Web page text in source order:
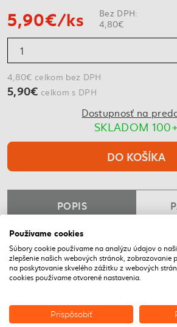
5,90€/ks
Bez DPH:
4,80€
4,80€ celkom bez DPH
5,90€ celkom s DPH
Dostupnosť na
SKLADOM 100+
DO KOŠÍKA
POPIS
Zimná kvapalina do ostrekovačov -20 °C
NAPOSLEDY
Používame cookies
Súbory cookie používame na analýzu údajov o
zlepšenie našich webových stránok, zobrazovanie
na poskytovanie skvelého zážitku z webových
cookies používame otvorené nastavenia.
Prispôsobiť